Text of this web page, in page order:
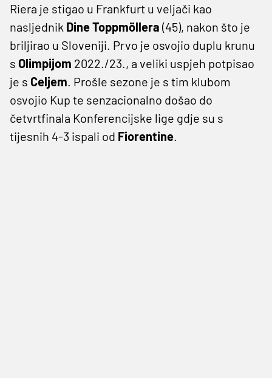
Riera je stigao u Frankfurt u veljači kao
nasljednik Dine Toppmöllera (45), nakon što je
briljirao u Sloveniji. Prvo je osvojio duplu krunu
s Olimpijom 2022./23., a veliki uspjeh potpisao
je s Celjem. Prošle sezone je s tim klubom
osvojio Kup te senzacionalno došao do
četvrtfinala Konferencijske lige gdje su s
tijesnih 4-3 ispali od Fiorentine.